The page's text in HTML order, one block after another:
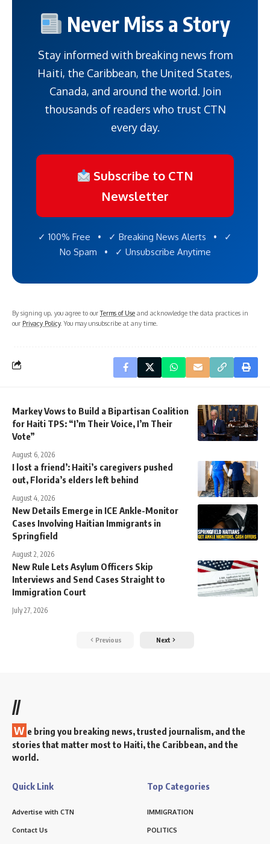
Never Miss a Story
Stay informed with breaking news from
Haiti, the Caribbean, the United States,
Canada, and around the world. Join
thousands of readers who trust CTN
every day.
Subscribe to CTN
Newsletter
✓ 100% Free • ✓ Breaking News Alerts • ✓
No Spam • ✓ Unsubscribe Anytime
By signing up, you agree to ourTerms of Use and acknowledge the data practices in
our Privacy Policy. You may unsubscribe at any time.
Markey Vows to Build a Bipartisan Coalition
for Haiti TPS: “I’m Their Voice, I’m Their
Vote”
August 6, 2026
I lost a friend’: Haiti’s caregivers pushed
out, Florida’s elders left behind
August 4, 2026
New Details Emerge in ICE Ankle-Monitor
Cases Involving Haitian Immigrants in
Springfield
August 2, 2026
New Rule Lets Asylum Officers Skip
Interviews and Send Cases Straight to
Immigration Court
July 27, 2026
Previous Next
//
W e bring you breaking news, trusted journalism, and the
stories that matter most to Haiti, the Caribbean, and the
world.
Quick Link
Advertise with CTN
Contact Us
Top Categories
IMMIGRATION
POLITICS